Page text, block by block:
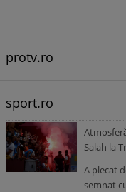
protv.ro
sport.ro
Salah la
A plecat
semnat